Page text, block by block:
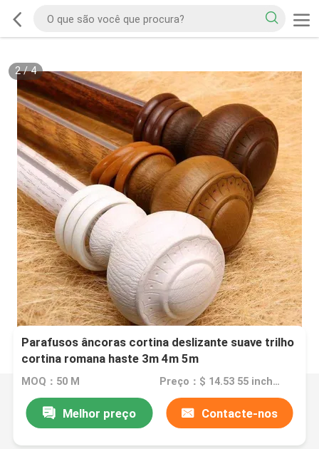
2/4
Parafusos âncoras cortina deslizante suave trilho
cortina romana haste 3m 4m 5m
MOQ：50 M Preço：$ 14.53 55 inches.
Melhor preço Contacte-nos